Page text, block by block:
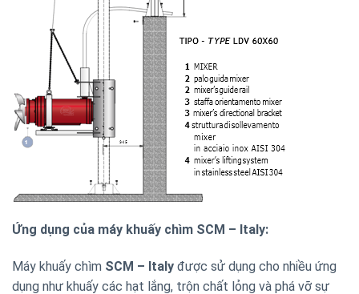
Ứng dụng của máy khuấy chìm SCM – Italy:
Máy khuấy chìm SCM – Italy được sử dụng cho nhiều ứng
dụng như khuấy các hạt lắng, trộn chất lỏng và phá vỡ sự